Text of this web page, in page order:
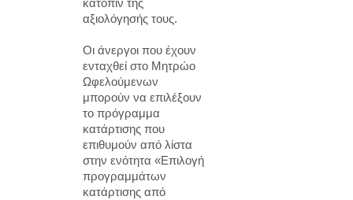
κατόπιν της
αξιολόγησής τους.
Οι άνεργοι που έχουν
ενταχθεί στο Μητρώο
Ωφελούμενων
μπορούν να επιλέξουν
το πρόγραμμα
κατάρτισης που
επιθυμούν από λίστα
στην ενότητα «Επιλογή
προγραμμάτων
κατάρτισης από